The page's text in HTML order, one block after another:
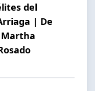
del
| De
Martha